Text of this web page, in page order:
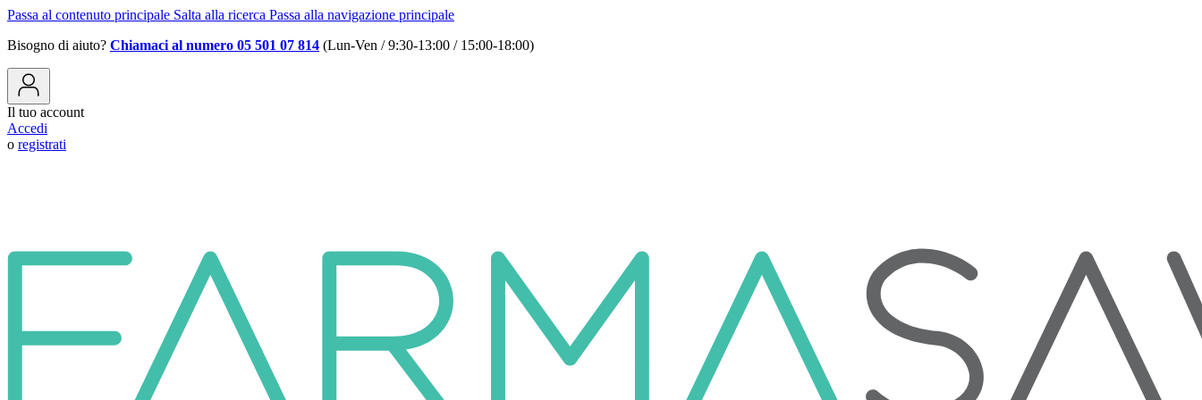
Passa al contenuto principale Salta alla ricerca Passa alla navigazione principale
Bisogno di aiuto? Chiamaci al numero 05 501 07 814 (Lun-Ven / 9:30-13:00 / 15:00-18:00)
Il tuo account
Accedi
o registrati